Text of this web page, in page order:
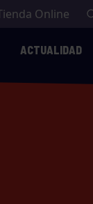
Online
ACTUALIDAD